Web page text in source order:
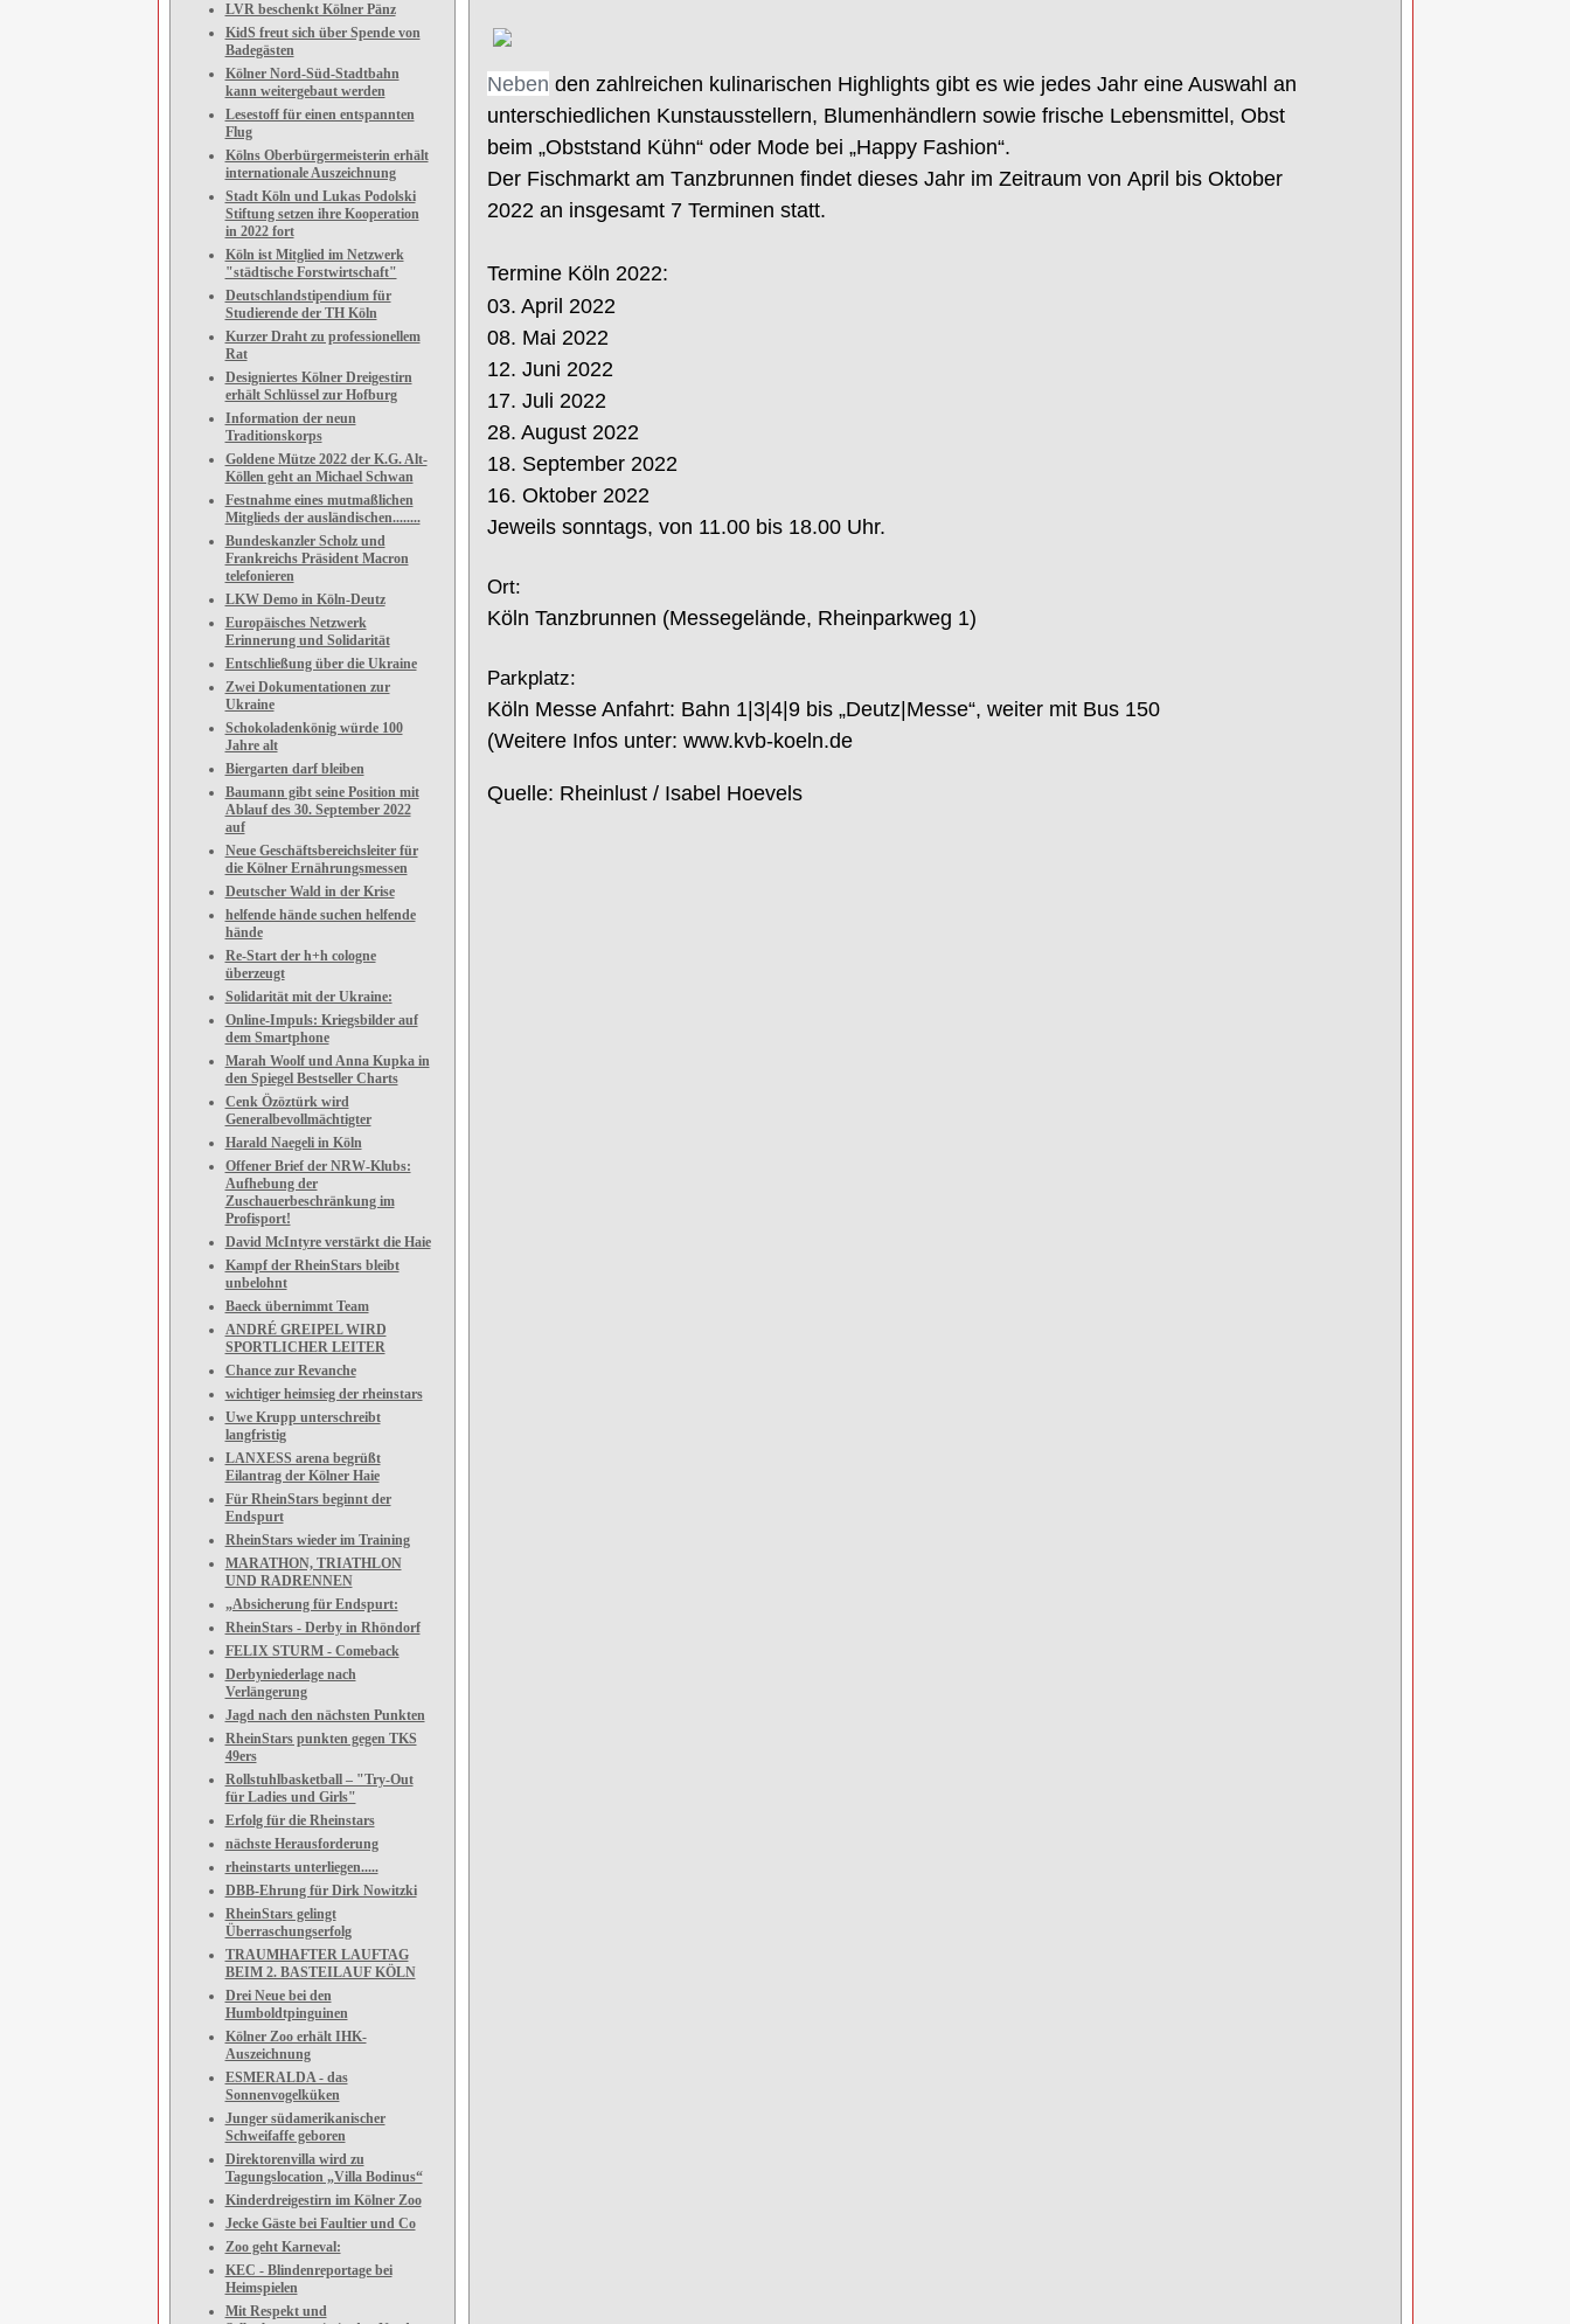
LVR beschenkt Kölner Pänz
KidS freut sich über Spende von
Badegästen
Kölner Nord-Süd-Stadtbahn
kann weitergebaut werden
Lesestoff für einen entspannten
Flug
Kölns Oberbürgermeisterin erhält
internationale Auszeichnung
Stadt Köln und Lukas Podolski
Stiftung setzen ihre Kooperation
in 2022 fort
Köln ist Mitglied im Netzwerk
"städtische Forstwirtschaft"
Deutschlandstipendium für
Studierende der TH Köln
Kurzer Draht zu professionellem
Rat
Designiertes Kölner Dreigestirn
erhält Schlüssel zur Hofburg
Information der neun
Traditionskorps
Goldene Mütze 2022 der K.G. Alt-
Köllen geht an Michael Schwan
Festnahme eines mutmaßlichen
Mitglieds der ausländischen........
Bundeskanzler Scholz und
Frankreichs Präsident Macron
telefonieren
LKW Demo in Köln-Deutz
Europäisches Netzwerk
Erinnerung und Solidarität
Entschließung über die Ukraine
Zwei Dokumentationen zur
Ukraine
Schokoladenkönig würde 100
Jahre alt
Biergarten darf bleiben
Baumann gibt seine Position mit
Ablauf des 30. September 2022
auf
Neue Geschäftsbereichsleiter für
die Kölner Ernährungsmessen
Deutscher Wald in der Krise
helfende hände suchen helfende
hände
Re-Start der h+h cologne
überzeugt
Solidarität mit der Ukraine:
Online-Impuls: Kriegsbilder auf
dem Smartphone
Marah Woolf und Anna Kupka in
den Spiegel Bestseller Charts
Cenk Özöztürk wird
Generalbevollmächtigter
Harald Naegeli in Köln
Offener Brief der NRW-Klubs:
Aufhebung der
Zuschauerbeschränkung im
Profisport!
David McIntyre verstärkt die Haie
Kampf der RheinStars bleibt
unbelohnt
Baeck übernimmt Team
ANDRÉ GREIPEL WIRD
SPORTLICHER LEITER
Chance zur Revanche
wichtiger heimsieg der rheinstars
Uwe Krupp unterschreibt
langfristig
LANXESS arena begrüßt
Eilantrag der Kölner Haie
Für RheinStars beginnt der
Endspurt
RheinStars wieder im Training
MARATHON, TRIATHLON
UND RADRENNEN
„Absicherung für Endspurt:
RheinStars - Derby in Rhöndorf
FELIX STURM - Comeback
Derbyniederlage nach
Verlängerung
Jagd nach den nächsten Punkten
RheinStars punkten gegen TKS
49ers
Rollstuhlbasketball – "Try-Out
für Ladies und Girls"
Erfolg für die Rheinstars
nächste Herausforderung
rheinstarts unterliegen.....
DBB-Ehrung für Dirk Nowitzki
RheinStars gelingt
Überraschungserfolg
TRAUMHAFTER LAUFTAG
BEIM 2. BASTEILAUF KÖLN
Drei Neue bei den
Humboldtpinguinen
Kölner Zoo erhält IHK-
Auszeichnung
ESMERALDA - das
Sonnenvogelküken
Junger südamerikanischer
Schweifaffe geboren
Direktorenvilla wird zu
Tagungslocation „Villa Bodinus“
Kinderdreigestirn im Kölner Zoo
Jecke Gäste bei Faultier und Co
Zoo geht Karneval:
KEC - Blindenreportage bei
Heimspielen
Mit Respekt und
Neben den zahlreichen kulinarischen Highlights gibt es wie jedes Jahr eine Auswahl an
unterschiedlichen Kunstausstellern, Blumenhändlern sowie frische Lebensmittel, Obst
beim „Obststand Kühn“ oder Mode bei „Happy Fashion“.
Der Fischmarkt am Tanzbrunnen findet dieses Jahr im Zeitraum von April bis Oktober
2022 an insgesamt 7 Terminen statt.
Termine Köln 2022:
03. April 2022
08. Mai 2022
12. Juni 2022
17. Juli 2022
28. August 2022
18. September 2022
16. Oktober 2022
Jeweils sonntags, von 11.00 bis 18.00 Uhr.
Ort:
Köln Tanzbrunnen (Messegelände, Rheinparkweg 1)
Parkplatz:
Köln Messe Anfahrt: Bahn 1|3|4|9 bis „Deutz|Messe“, weiter mit Bus 150
(Weitere Infos unter: www.kvb-koeln.de
Quelle: Rheinlust / Isabel Hoevels